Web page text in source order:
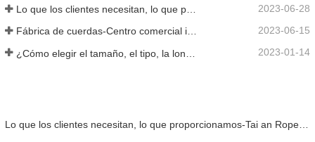
2023-06-28
Fábrica de cuerdas-Centro comercial integral-Tai an Rope LTD 2023-06-15
2023-01-14